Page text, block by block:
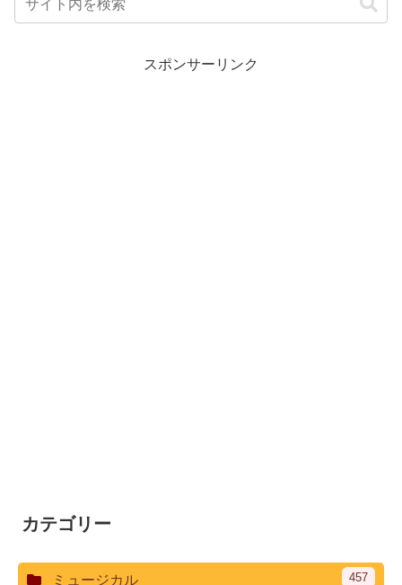
スポンサーリンク
カテゴリー
ミュージカル 457